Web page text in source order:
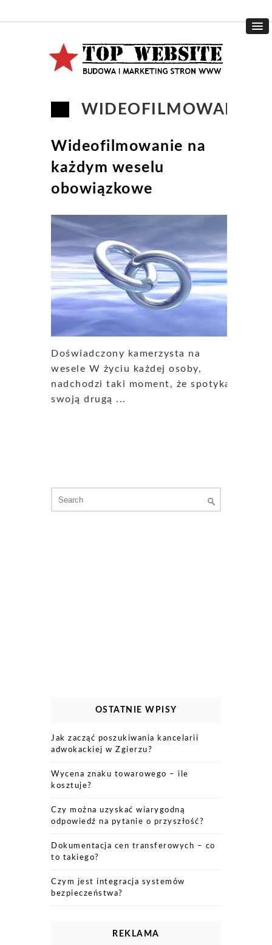
WIDEOFILMOWANIE
Wideofilmowanie na
każdym weselu
obowiązkowe
Doświadczony kamerzysta na
wesele W życiu każdej osoby,
nadchodzi taki moment, że spotyka
swoją drugą ...
for:
OSTATNIE WPISY
Jak zacząć poszukiwania kancelarii
adwokackiej w Zgierzu?
Wycena znaku towarowego – ile
kosztuje?
Czy można uzyskać wiarygodną
odpowiedź na pytanie o przyszłość?
Dokumentacja cen transferowych – co
to takiego?
Czym jest integracja systemów
bezpieczeństwa?
REKLAMA